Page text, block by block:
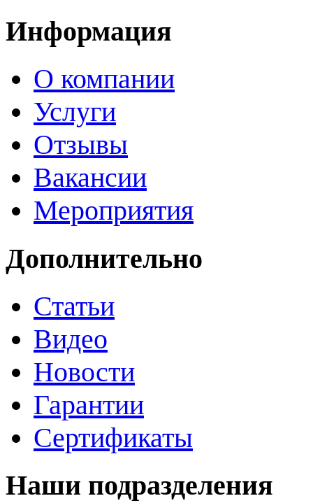
Информация
О компании
Услуги
Отзывы
Вакансии
Мероприятия
Дополнительно
Статьи
Видео
Новости
Гарантии
Сертификаты
Наши подразделения